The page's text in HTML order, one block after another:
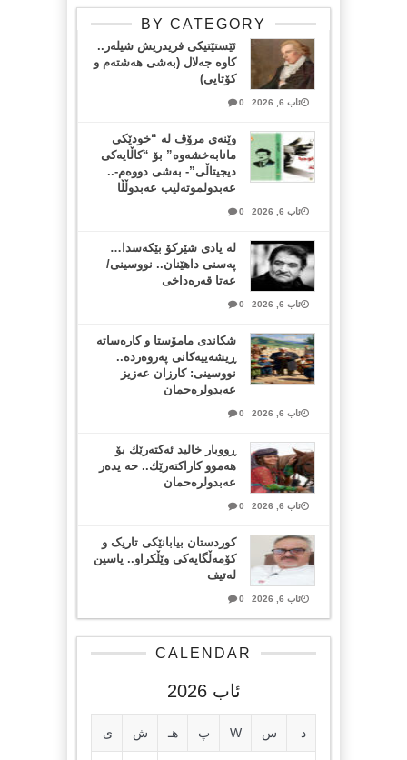
BY CATEGORY
ئێستێتیکی فریدریش شیلەر..
کاوە جەلال (بەشی هەشتەم و
کۆتایی)
ئاب 6, 2026 0
وێنەی مرۆڤ لە “خودێکی
مانابەخشەوە” بۆ “کاڵایەکی
دیجیتاڵی”- بەشی دووەم-..
عەبدولموتەلیب عەبدوڵڵا
ئاب 6, 2026 0
لە یادی شێرکۆ بێکەسدا…
پەسنی داهێنان.. نووسینی/
عەتا قەرەداخی
ئاب 6, 2026 0
شکاندی مامۆستا و کارەساتە
ڕیشەییەکانی پەروەردە..
نووسینی: کارزان عەزیز
عەبدولرەحمان
ئاب 6, 2026 0
ڕووبار خالید ئەكتەرێك بۆ
هەموو كاراكتەرێك.. حه یدەر
عەبدولرەحمان
ئاب 6, 2026 0
کوردستان بیابانێکی تاریک و
کۆمەڵگایەکی وێڵکراو.. یاسین
لەتیف
ئاب 6, 2026 0
CALENDAR
ئاب 2026
د س W پ هـ ش ی